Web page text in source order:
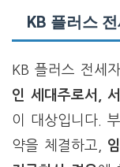
KB 플러스
KB 플러스 전세
인 세대주로서,
이 대상입니다.
약을 체결하고,